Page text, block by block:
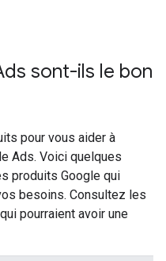
sont-ils le bon
pour vous aider à
Ads. Voici quelques
produits Google qui
besoins. Consultez les
pourraient avoir une